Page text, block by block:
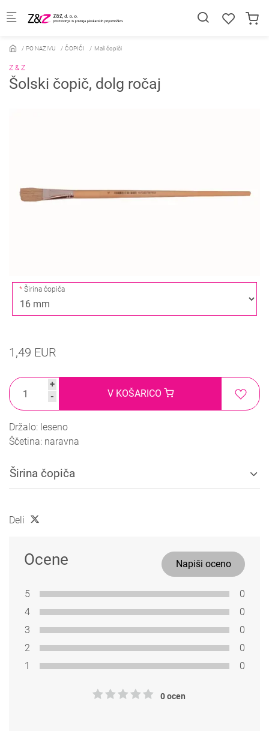
PO NAZIVU ČOPIČI Mali čopiči
Z & Z
Šolski čopič, dolg ročaj
Širina čopiča
1,49 EUR
+
-
V KOŠARICO
Držalo: leseno
Ščetina: naravna
Širina čopiča
Deli
Ocene Napiši oceno
5
0
4
0
3
0
2
0
1
0
0 ocen